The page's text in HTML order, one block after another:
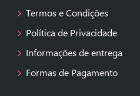
Termos e Condições
Política de Privacidade
Informações de entrega
Formas de Pagamento